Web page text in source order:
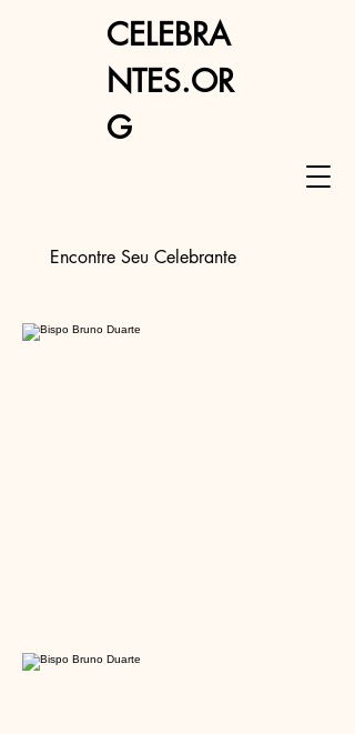
Encontre Seu Celebrante
CELEBRA
NTES.OR
G